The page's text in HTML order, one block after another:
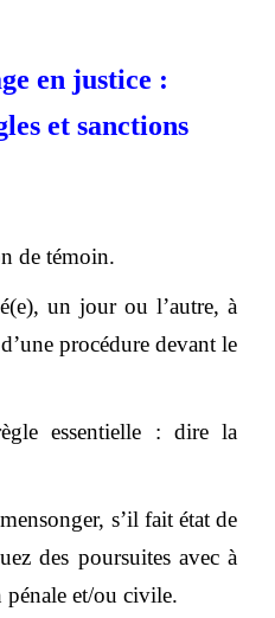
en justice :
et sanctions
de témoin.
un jour ou l’autre, à
procédure devant le
essentielle : dire la
s’il fait état de
des poursuites avec à
pénale et/ou civile.